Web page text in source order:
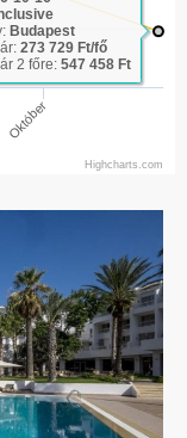
Október
Highcharts.com
Budapest
273 729 Ft/fő
2 főre: 547 458 Ft